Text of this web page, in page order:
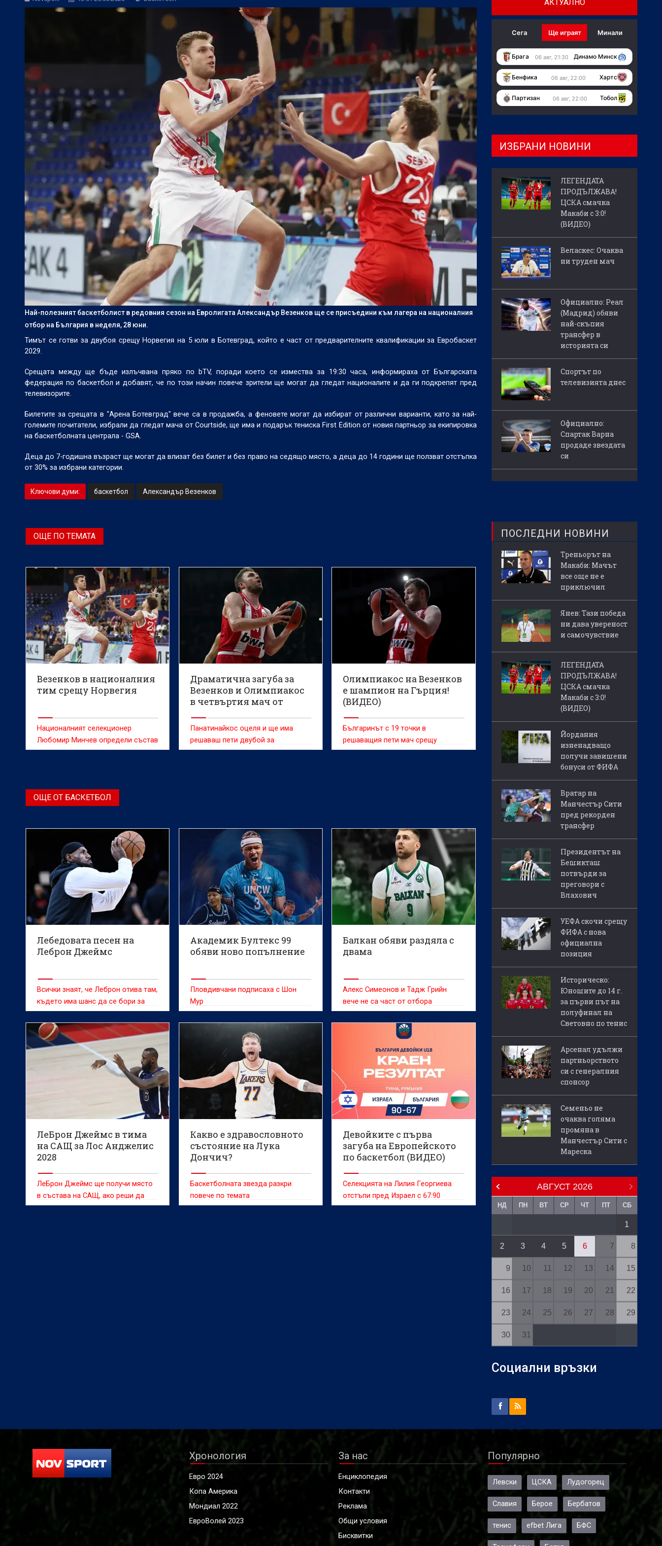
БГ Футбол:Веласкес: Очаква ни труден мач
Официално: Реал (Мадрид) обяви най-скъпия трансфер в историята си
Най-полезният баскетболист в редовния сезон на Евролигата Александър Везенков ще се присъедини към лагера на националния
отбор на България в неделя, 28 юни.
Тимът се готви за двубоя срещу Норвегия на 5 юли в Ботевград, който е част от предварителните квалификации за Евробаскет
2029.
Срещата между ще бъде излъчвана пряко по bTV, поради което се измества за 19:30 часа, информираха от Българската
федерация по баскетбол и добавят, че по този начин повече зрители ще могат да гледат националите и да ги подкрепят пред
телевизорите.
Билетите за срещата в "Арена Ботевград" вече са в продажба, а феновете могат да избират от различни варианти, като за най-
големите почитатели, избрали да гледат мача от Courtside, ще има и подарък тениска First Edition от новия партньор за екипировка
на баскетболната централа - GSA.
Деца до 7-годишна възраст ще могат да влизат без билет и без право на седящо място, а деца до 14 години ще ползват отстъпка
от 30% за избрани категории.
Ключови думи: баскетбол Александър Везенков
ОЩЕ ПО ТЕМАТА
Везенков в националния
тим срещу Норвегия
Националният селекционер
Любомир Минчев определи състав
от 16 баскетболисти за
Драматична загуба за
Везенков и Олимпиакос
в четвъртия мач от
Панатинайкос оцеля и ще има
решаваш пети двубой за
определяне на шампиона в Гърция
Олимпиакос на Везенков
е шампион на Гърция!
(ВИДЕО)
Българинът с 19 точки в
решаващия пети мач срещу
Панатинайкос
ОЩЕ ОТ БАСКЕТБОЛ
Лебедовата песен на
Леброн Джеймс
Всички знаят, че Леброн отива там,
където има шанс да се бори за
титлата
Академик Бултекс 99
обяви ново попълнение
Пловдивчани подписаха с Шон
Мур
Балкан обяви раздяла с
двама
Алекс Симеонов и Тадж Грийн
вече не са част от отбора
ЛеБрон Джеймс в тима
на САЩ за Лос Анджелис
2028
ЛеБрон Джеймс ще получи място
в състава на САЩ, ако реши да
играе на Олимпийските игри в Лос
Какво е здравословното
състояние на Лука
Дончич?
Баскетболната звезда разкри
повече по темата
Девойките с първа
загуба на Европейското
по баскетбол (ВИДЕО)
Селекцията на Лилия Георгиева
отстъпи пред Израел с 67:90
АКТУАЛНО
Сега Ще играят Минали
Брага 06 авг, 21:30 Динамо Минск
Бенфика 06 авг, 22:00 Хартс
Партизан 06 авг, 22:00 Тобол
ИЗБРАНИ НОВИНИ
ЛЕГЕНДАТА
ПРОДЪЛЖАВА!
ЦСКА смачка
Макаби с 3:0!
(ВИДЕО)
Веласкес: Очаква
ни труден мач
Официално: Реал
(Мадрид) обяви
най-скъпия
трансфер в
историята си
Спортът по
телевизията днес
Официално:
Спартак Варна
продаде звездата
си
ПОСЛЕДНИ НОВИНИ
Треньорът на
Макаби: Мачът
все още не е
приключил
Янев: Тази победа
ни дава увереност
и самочувствие
ЛЕГЕНДАТА
ПРОДЪЛЖАВА!
ЦСКА смачка
Макаби с 3:0!
(ВИДЕО)
Йордания
изненадващо
получи завишени
бонуси от ФИФА
Вратар на
Манчестър Сити
пред рекорден
трансфер
Президентът на
Бешикташ
потвърди за
преговори с
Влахович
УЕФА скочи срещу
ФИФА с нова
официална
позиция
Историческо:
Юношите до 14 г.
за първи път на
полуфинал на
Световно по тенис
Арсенал удължи
партньорството
си с генералния
спонсор
Семеньо не
очаква голяма
промяна в
Манчестър Сити с
Мареска
АВГУСТ 2026
НД ПН ВТ СР ЧТ ПТ СБ
1
2 3 4 5 6 7 8
9 10 11 12 13 14 15
16 17 18 19 20 21 22
23 24 25 26 27 28 29
30 31
Социални връзки
Хронология
Евро 2024
Копа Америка
Мондиал 2022
ЕвроВолей 2023
За нас
Енциклопедия
Контакти
Реклама
Общи условия
Бисквитки
Популярно
Левски ЦСКА Лудогорец
Славия Берое Бербатов
тенис efbet Лига БФС